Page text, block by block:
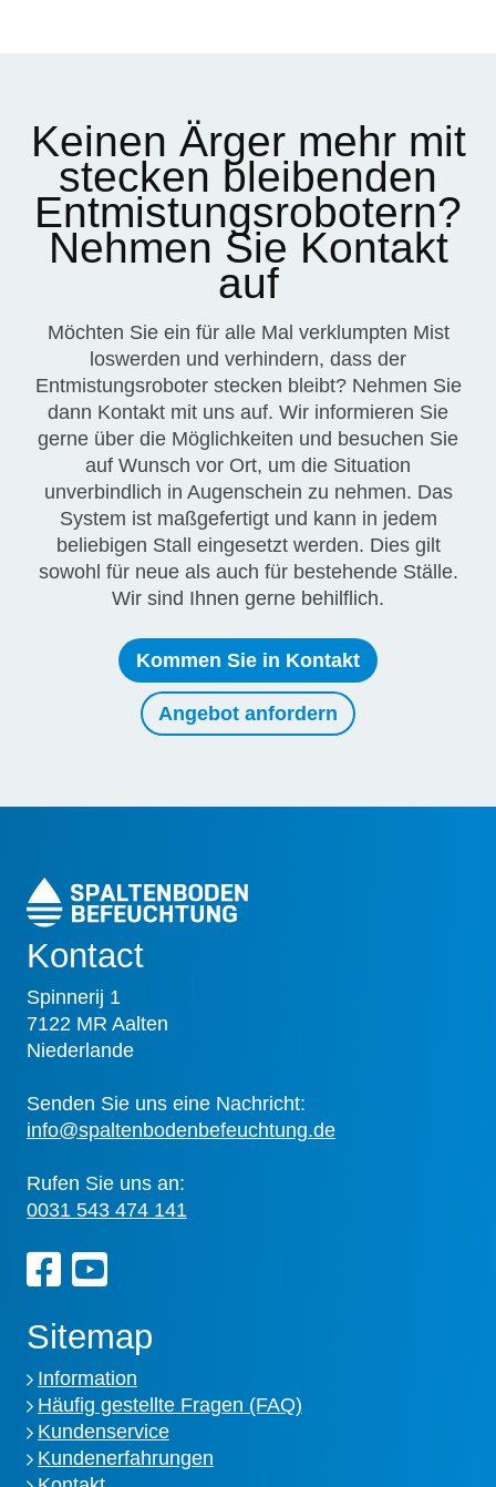
Keinen Ärger mehr mit
stecken bleibenden
Entmistungsrobotern?
Nehmen Sie Kontakt
auf
Möchten Sie ein für alle Mal verklumpten Mist
loswerden und verhindern, dass der
Entmistungsroboter stecken bleibt? Nehmen Sie
dann Kontakt mit uns auf. Wir informieren Sie
gerne über die Möglichkeiten und besuchen Sie
auf Wunsch vor Ort, um die Situation
unverbindlich in Augenschein zu nehmen. Das
System ist maßgefertigt und kann in jedem
beliebigen Stall eingesetzt werden. Dies gilt
sowohl für neue als auch für bestehende Ställe.
Wir sind Ihnen gerne behilflich.
Kommen Sie in Kontakt
Angebot anfordern
Kontact
Spinnerij 1
7122 MR Aalten
Niederlande
Senden Sie uns eine Nachricht:
info@spaltenbodenbefeuchtung.de
Rufen Sie uns an:
0031 543 474 141
Sitemap
Information
Häufig gestellte Fragen (FAQ)
Kundenservice
Kundenerfahrungen